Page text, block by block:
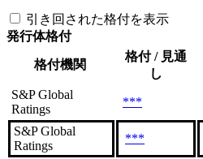
引き回された格付を表示
発行体格付
格付機関
格付 / 見通
し
S&P Global
Ratings
***
S&P Global
Ratings
***